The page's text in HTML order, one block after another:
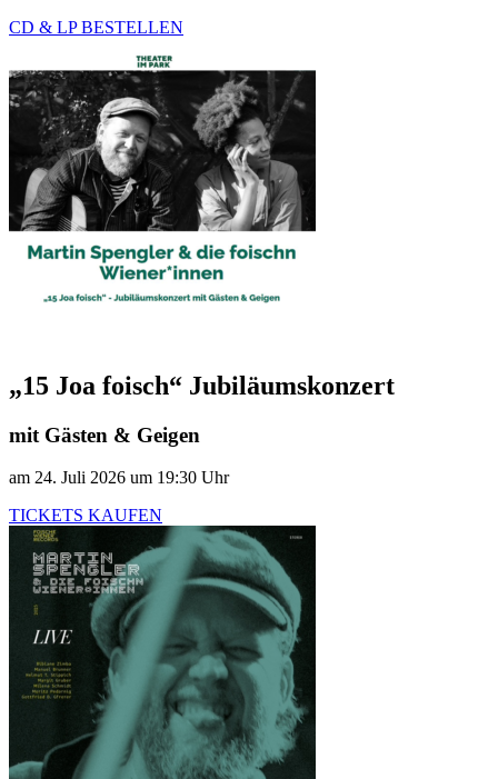
CD & LP BESTELLEN
„15 Joa foisch“ Jubiläumskonzert
mit Gästen & Geigen
am 24. Juli 2026 um 19:30 Uhr
TICKETS KAUFEN